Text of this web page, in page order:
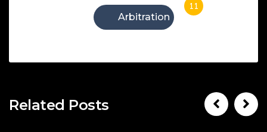
Arbitration
11
Related Posts